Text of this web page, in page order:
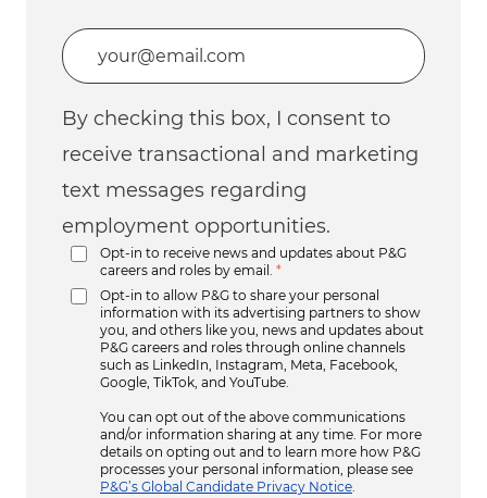
Enter Email address (Required)
By checking this box, I consent to
receive transactional and marketing
text messages regarding
employment opportunities.
Opt-in to receive news and updates about P&G
careers and roles by email.
*
Opt-in to allow P&G to share your personal
information with its advertising partners to show
you, and others like you, news and updates about
P&G careers and roles through online channels
such as LinkedIn, Instagram, Meta, Facebook,
Google, TikTok, and YouTube.
You can opt out of the above communications
and/or information sharing at any time. For more
details on opting out and to learn more how P&G
processes your personal information, please see
P&G’s Global Candidate Privacy Notice